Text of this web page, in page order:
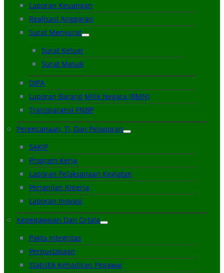
Laporan Keuangan
Realisasi Anggaran
Surat Menyurat
Surat Keluar
Surat Masuk
DIPA
Laporan Barang Milik Negara (BMN)
Transparansi PNBP
Perencanaan, TI, Dan Pelaporan
SAKIP
Program Kerja
Laporan Pelaksanaan Kegiatan
Perjanjian Kinerja
Laporan Inovasi
Kepegawaian Dan Ortala
Pakta Integritas
Perpustakaan
Statistik Kehadiran Pegawai